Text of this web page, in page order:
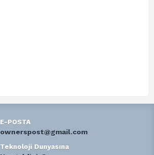
E-POSTA
ownerspost@gmail.com
Teknoloji Dunyasına